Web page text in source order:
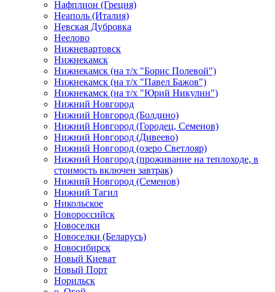
Нафплион (Греция)
Неаполь (Италия)
Невская Дубровка
Неелово
Нижневартовск
Нижнекамск
Нижнекамск (на т/х "Борис Полевой")
Нижнекамск (на т/х "Павел Бажов")
Нижнекамск (на т/х "Юрий Никулин")
Нижний Новгород
Нижний Новгород (Болдино)
Нижний Новгород (Городец, Семенов)
Нижний Новгород (Дивеево)
Нижний Новгород (озеро Светлояр)
Нижний Новгород (проживание на теплоходе, в
стоимость включен завтрак)
Нижний Новгород (Семенов)
Нижний Тагил
Никольское
Новороссийск
Новоселки
Новоселки (Беларусь)
Новосибирск
Новый Киеват
Новый Порт
Норильск